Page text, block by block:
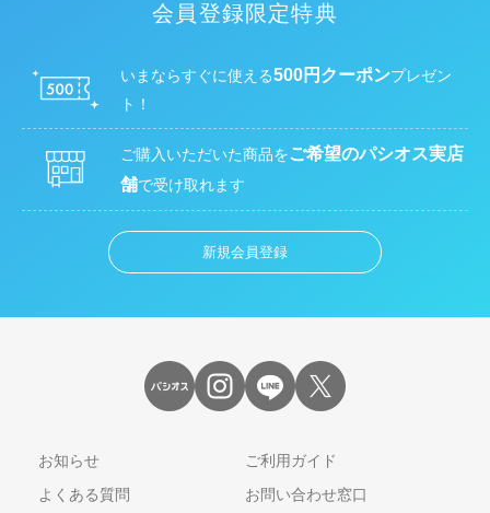
会員登録限定特典
いまならすぐに使える500円クーポンプレゼン
ト！
ご購入いただいた商品をご希望のパシオス実店
舗で受け取れます
新規会員登録
お知らせ
ご利用ガイド
よくある質問
お問い合わせ窓口